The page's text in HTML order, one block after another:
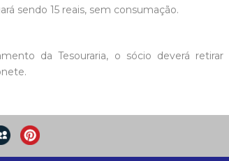
sendo 15 reais, sem consumação.
da Tesouraria, o sócio deverá retirar